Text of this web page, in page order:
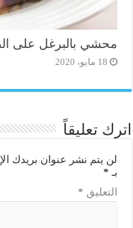
محشي بالبرغل على
18 مايو، 2020
اترك تعليقاً
لن يتم نشر عنوان بريدك
بـ *
التعليق *